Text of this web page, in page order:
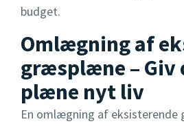
budget.
Omlægning af
græsplæne – Giv
plæne nyt liv
En omlægning af